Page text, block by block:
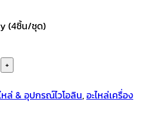
(4ชิ้น/ชุด)
หล่ & อุปกรณ์ไวโอลิน,อะไหล่เครื่อง